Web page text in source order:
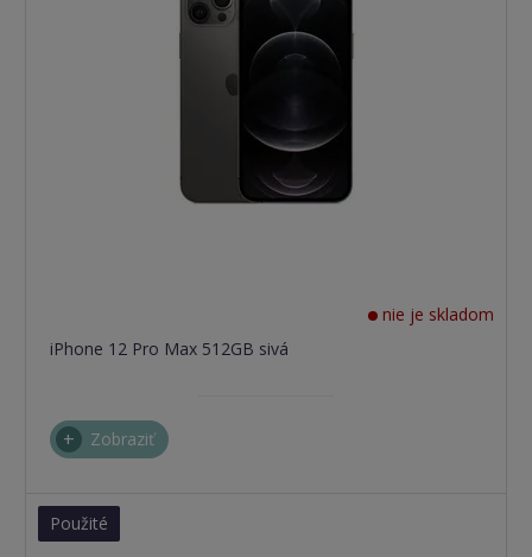
nie je skladom
iPhone 12 Pro Max 512GB sivá
Zobraziť
Použité